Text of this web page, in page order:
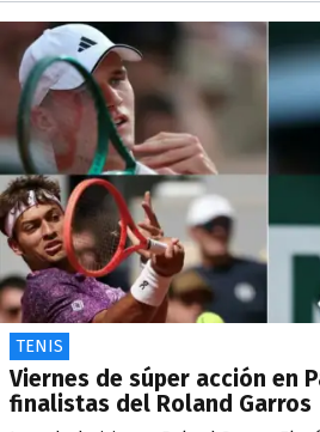
TENIS
Viernes de súper acción en
finalistas del Roland Garros